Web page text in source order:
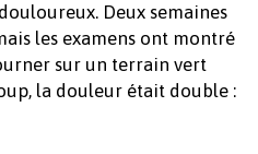
Deux semaines
les examens ont montré
sur un terrain vert
la douleur était double :